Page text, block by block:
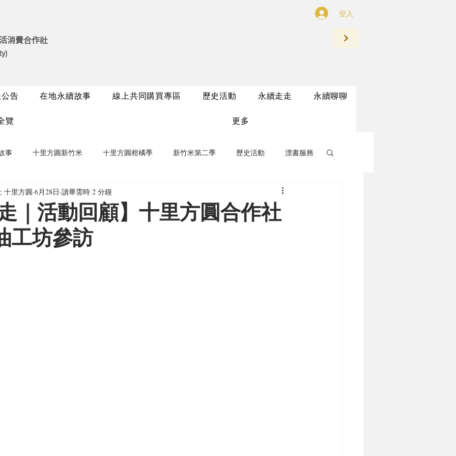
消費合作社
登入
告 在地永續故事 線上共同購買專區 歷史活動 永續走走 永續聊聊
覽 更多
事 十里方圓新竹米 十里方圓柑橘季 新竹米第二季 歷史活動 漂書服務
｜活動回顧】十里方圓合作社
工坊參訪
十里方圓 6月28日 讀畢需時 2 分鐘